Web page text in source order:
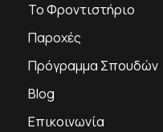
Το Φροντιστήριο
Παροχές
Πρόγραμμα Σπουδών
Blog
Επικοινωνία